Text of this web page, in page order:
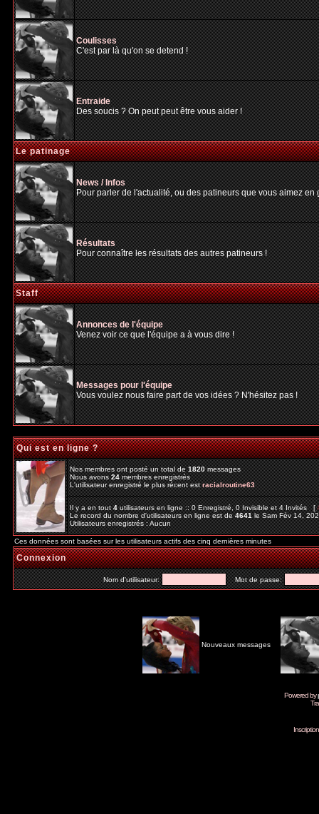
Coulisses
C'est par là qu'on se detend !
Entraide
Des soucis ? On peut peut être vous aider !
Le patinage
News / Infos
Pour parler de l'actualité, ou des patineurs que vous aimez
Résultats
Pour connaître les résultats des autres patineurs !
Staff
Annonces de l'équipe
Venez voir ce que l'équipe a à vous dire !
Messages pour l'équipe
Vous voulez nous faire part de vos idées ? N'hésitez pas !
Qui est en ligne ?
Nos membres ont posté un total de1820messages
Nous avons24membres enregistrés
L'utilisateur enregistré le plus récent estracialroutine63
Il y a en tout4utilisateurs en ligne :: 0 Enregistré, 0 Invisible et 4 Invités [
Le record du nombre d'utilisateurs en ligne est de4641le Sam Fév 14,
Utilisateurs enregistrés : Aucun
Ces données sont basées sur les utilisateurs actifs des cinq dernières minutes
Connexion
Nom d'utilisateur: Mot de passe:
Nouveaux messages
Powered by